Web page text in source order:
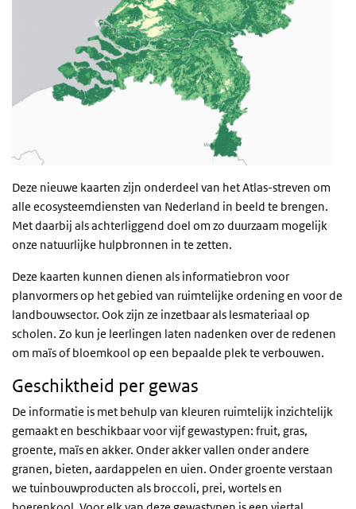
Deze nieuwe kaarten zijn onderdeel van het Atlas-streven om
alle ecosysteemdiensten van Nederland in beeld te brengen.
Met daarbij als achterliggend doel om zo duurzaam mogelijk
onze natuurlijke hulpbronnen in te zetten.
Deze kaarten kunnen dienen als informatiebron voor
planvormers op het gebied van ruimtelijke ordening en voor de
landbouwsector. Ook zijn ze inzetbaar als lesmateriaal op
scholen. Zo kun je leerlingen laten nadenken over de redenen
om maïs of bloemkool op een bepaalde plek te verbouwen.
Geschiktheid per gewas
De informatie is met behulp van kleuren ruimtelijk inzichtelijk
gemaakt en beschikbaar voor vijf gewastypen: fruit, gras,
groente, maïs en akker. Onder akker vallen onder andere
granen, bieten, aardappelen en uien. Onder groente verstaan
we tuinbouwproducten als broccoli, prei, wortels en